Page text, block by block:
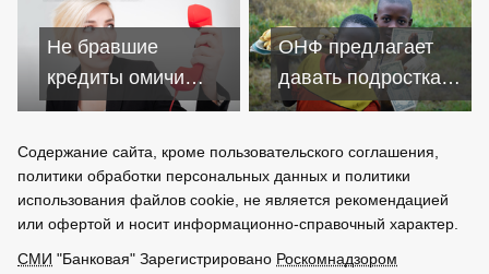
сотни миллиардов
Ингушетии,
Дагестана и Чечни
Не бравшие
кредиты омичи
жалуются на
должников
ОНФ предлагает
давать подросткам
кредиты
Содержание сайта, кроме пользовательского соглашения,
политики обработки персональных данных и политики
использования файлов cookie, не является рекомендацией
или офертой и носит информационно-справочный характер.
СМИ "Банковая" Зарегистрировано Роскомнадзором